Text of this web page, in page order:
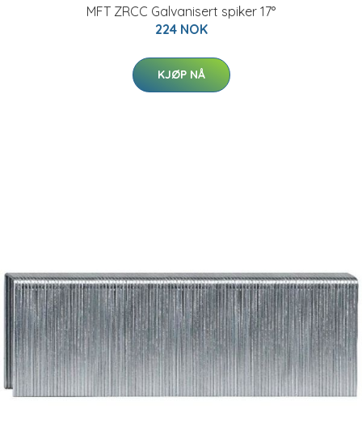
MFT ZRCC Galvanisert spiker 17°
224 NOK
KJØP NÅ